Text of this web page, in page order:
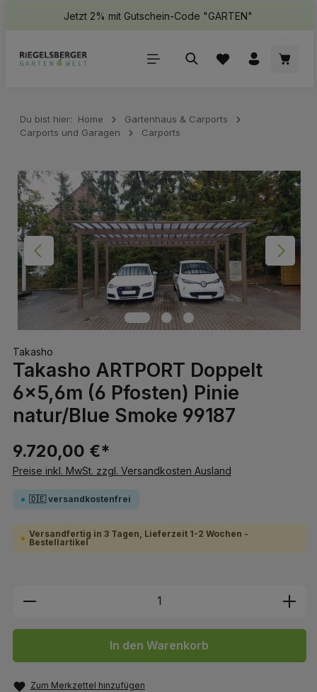
springenJetzt 2% mit Gutschein-Code "GARTEN"
Du bist hier: Home
Gartenhaus & Carports
Carports und Garagen
Carports
Bildergalerie überspringen
Takasho
Takasho ARTPORT Doppelt
6x5,6m (6 Pfosten) Pinie
natur/Blue Smoke 99187
9.720,00 €*
Preise inkl. MwSt. zzgl. Versandkosten Ausland
🇩🇪 versandkostenfrei
Versandfertig in 3 Tagen, Lieferzeit 1-2 Wochen -
Bestellartikel
Produkt Anzahl: Gib den
In den Warenkorb
Zum Merkzettel hinzufügen